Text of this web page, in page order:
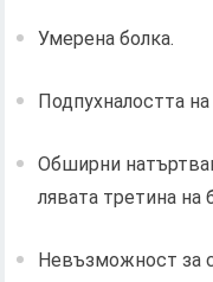
Умерена болка.
Подпухналостта
Обширни
лявата третина на
Невъзможност за